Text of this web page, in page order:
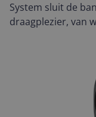
System sluit de
draagplezier, van